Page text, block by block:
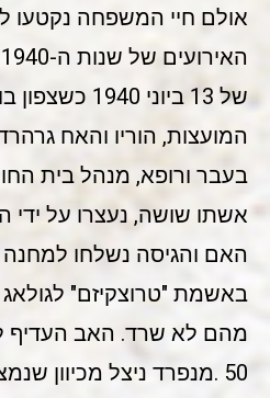
אולם חיי המשפחה נקטעו
של 13 ביוני
המועצות, הוריו והאח
בעבר ורופא, מנהל בית
אשתו שושה, נעצרו על ידי
האם והגיסה נשלחו
באשמת "טרוצקיזם" לגולאג
מהם לא שרד. האב העדיף
50 .מנפרד ניצל מכיוון